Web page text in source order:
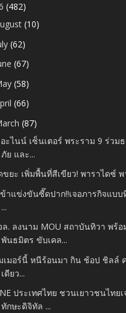
(482)
(10)
(62)
(67)
(58)
(66)
(87)
อะไนน์ เซ็นเตอร์ พระราม 9 ร่ว
ภัย และ...
ขยะ เพิ่มพื้นที่สีเขียว! พาราไดซ์ พ
ข้าแข่งขันซี๊ดปาก!!เจอภารกิจแบ
...
ล. ลงนาม MOU สถาบันทิวา พร้อ
พันธมิตร ขับเคล...
เมอร์นี้ หนีร้อนมา กิน ช้อป ชิลล์
เดียว...
ประเทศไทย ชวนเยาวชนไทย
ทักษะดิจิทัล ...